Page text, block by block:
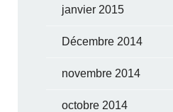
janvier 2015
Décembre 2014
novembre 2014
octobre 2014